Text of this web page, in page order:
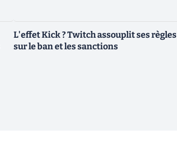
L'effet Kick ? Twitch assouplit ses règles
sur le ban et les sanctions